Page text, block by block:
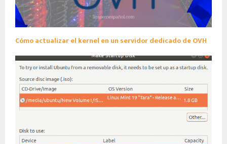
Cómo actualizar el kernel en un servidor dedicado de OVH